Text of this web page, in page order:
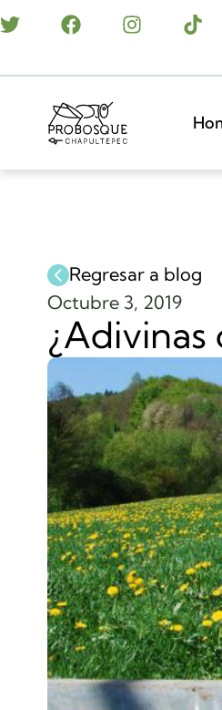
Regresar a blog
Octubre 3, 2019
¿Adivinas